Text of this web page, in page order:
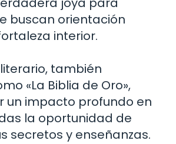
buscan orientación
interior.
también
«La Biblia de Oro»,
un impacto profundo en
la oportunidad de
secretos y enseñanzas.